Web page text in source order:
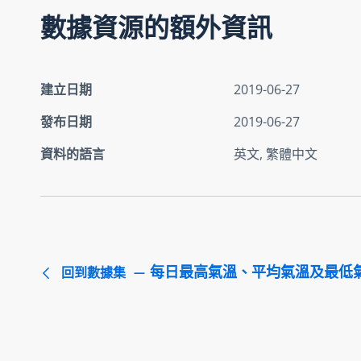
數據資源的額外資訊
建立日期
2019-06-27
發布日期
2019-06-27
資料的語言
英文, 繁體中文
回到數據集 每日最高氣溫、平均氣溫及最低